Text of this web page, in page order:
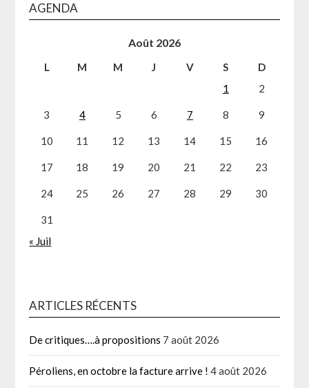
AGENDA
Août 2026
L M M J V S
D
1
2
3 4 5 6 7 8 9
10 11 12 13 14 15 16
17 18 19 20 21 22 23
24 25 26 27 28 29 30
31
« Juil
ARTICLES RÉCENTS
De critiques….à propositions 7 août 2026
Péroliens, en octobre la facture arrive ! 4 août 2026